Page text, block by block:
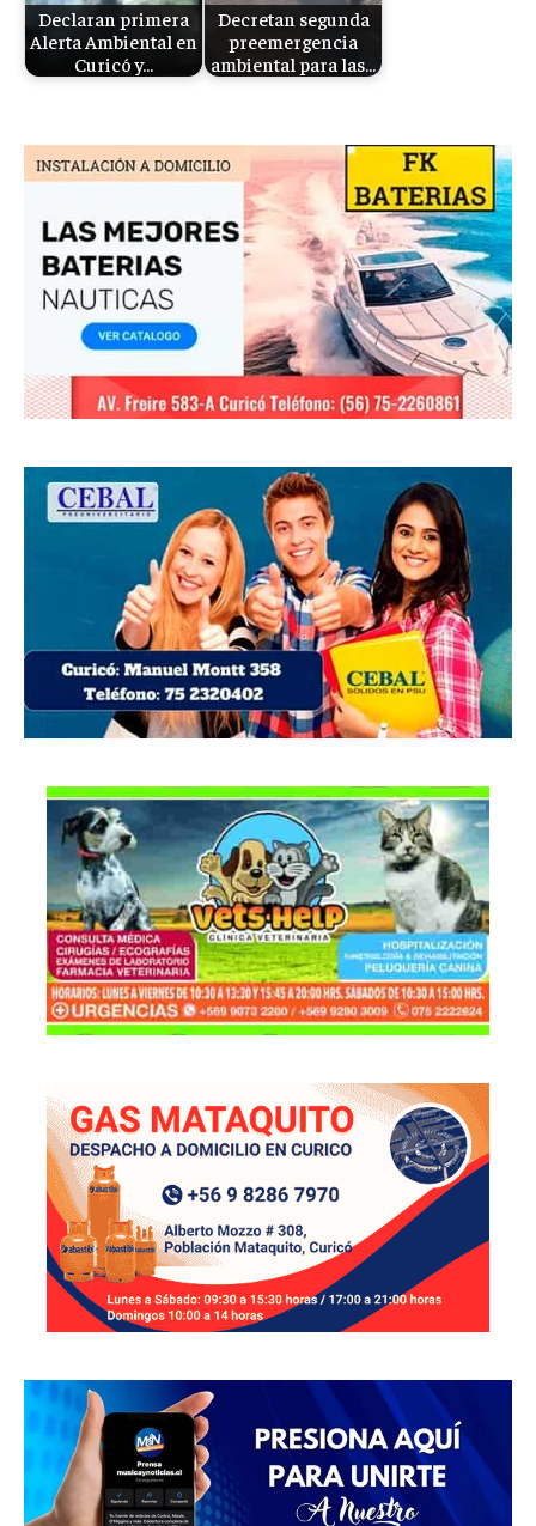
Declaran primera
Alerta Ambiental en
Curicó y…
Decretan segunda
preemergencia
ambiental para las…